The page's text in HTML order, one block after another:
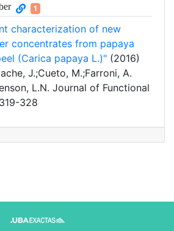
1
characterization of new
concentrates from papaya
(Carica papaya L.)" (2016)
J.;Cueto, M.;Farroni, A.
L.N. Journal of Functional
328